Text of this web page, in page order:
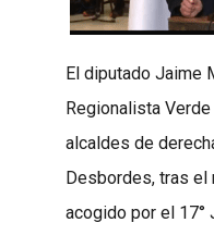
El diputado Jaime
Regionalista
alcaldes de
Desbordes, tras el
acogido por el 17°